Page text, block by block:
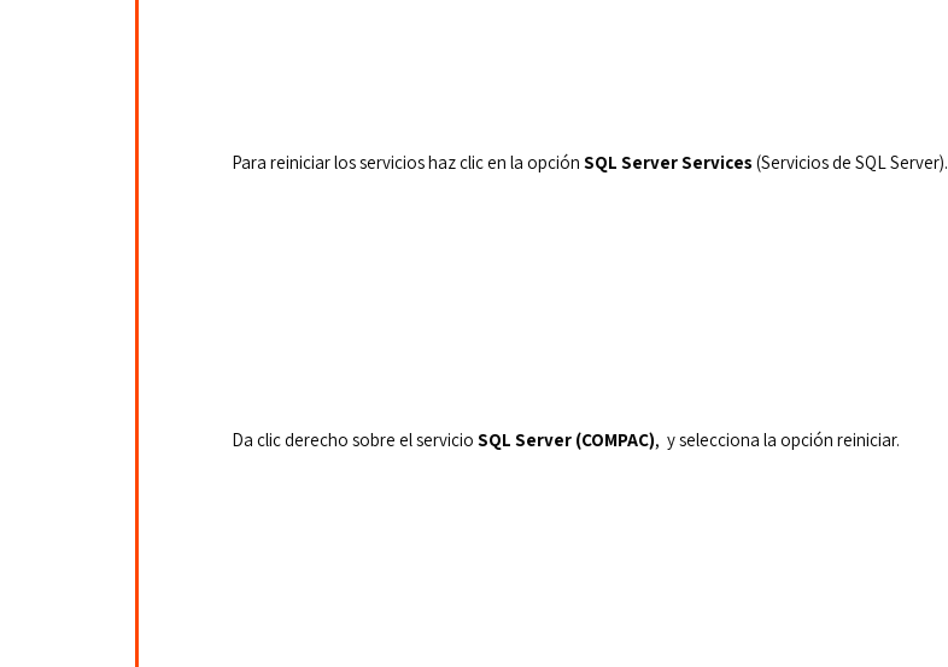
Para reiniciar los servicios haz clic en la opción SQL Server Services (Servicios de SQL Server).
Da clic derecho sobre el servicio SQL Server (COMPAC),  y selecciona la opción reiniciar.